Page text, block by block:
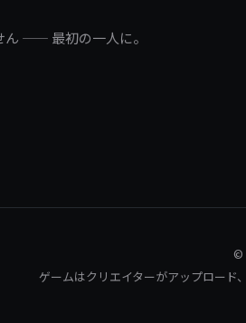
ん —— 最初の一人に。
©
ゲームはクリエイターがアップロード